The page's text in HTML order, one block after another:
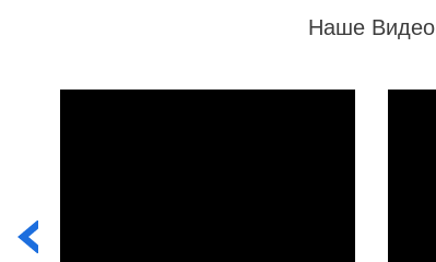
Наше Видео